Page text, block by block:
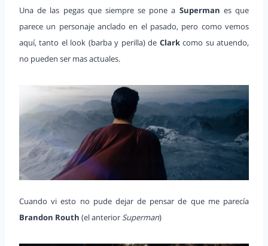
Una de las pegas que siempre se pone a Superman es que
parece un personaje anclado en el pasado, pero como vemos
aquí, tanto el look (barba y perilla) de Clarkcomo su atuendo,
no pueden ser mas actuales.
Cuando vi esto no pude dejar de pensar de que me parecía
Brandon Routh (el anteriorSuperman)